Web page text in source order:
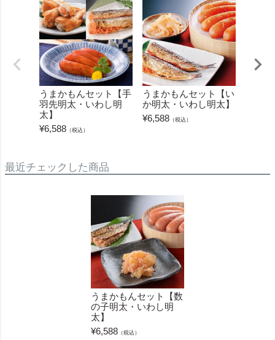
うまかもんセット【手
羽先明太・いわし明
太】
¥6,588 （税込）
うまかもんセット【い
か明太・いわし明太】
¥6,588 （税込）
最近チェックした商品
うまかもんセット【数
の子明太・いわし明
太】
¥6,588 （税込）